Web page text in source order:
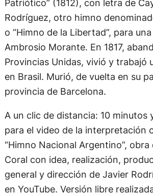
Patriótico” (1812), con letra de
Rodríguez, otro himno
o “Himno de la Libertad”, para
Ambrosio Morante. En 1817,
Provincias Unidas, vivió y trabajó
en Brasil. Murió, de vuelta en su
provincia de Barcelona.
A un clic de distancia: 10 minutos
para el video de la interpretación
“Himno Nacional Argentino”, obra
Coral con idea, realización,
general y dirección de Javier
en YouTube. Versión libre